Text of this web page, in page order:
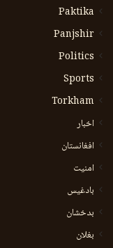
Paktika
Panjshir
Politics
Sports
Torkham
اخبار
افغانستان
امنیت
بادغیس
بدخشان
بغلان